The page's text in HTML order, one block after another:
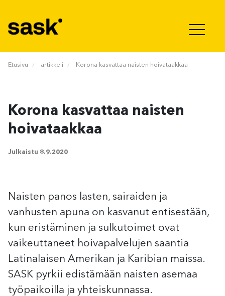
Etusivu artikkeli Korona kasvattaa naisten hoivataakkaa
Korona kasvattaa naisten
hoivataakkaa
Julkaistu 8.9.2020
Naisten panos lasten, sairaiden ja
vanhusten apuna on kasvanut entisestään,
kun eristäminen ja sulkutoimet ovat
vaikeuttaneet hoivapalvelujen saantia
Latinalaisen Amerikan ja Karibian maissa.
SASK pyrkii edistämään naisten asemaa
työpaikoilla ja yhteiskunnassa.